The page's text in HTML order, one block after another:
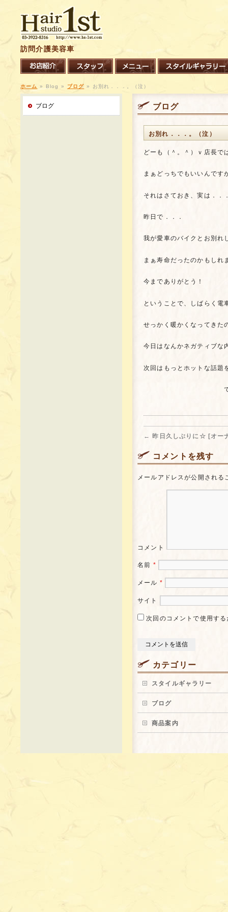
訪問介護美容車
ホーム » Blog » ブログ » お別れ．．．。（泣）
ブログ ブログ
お別れ．．．。（泣）
どーも（＾。＾）ｖ店長で
まぁどっちでもいいんです
それはさておき、実は．．
昨日で．．．
我が愛車のバイクとお別れ
まぁ寿命だったのかもしれ
今までありがとう！
ということで、しばらく電
せっかく暖かくなってきた
今日はなんかネガティブな
次回はもっとホットな話題
ではまた(
← 昨日久しぶりに☆ [オー
コメントを残す
メールアドレスが公開される
コメント
名前 *
メール *
サイト
次回のコメントで使用す
カテゴリー
スタイルギャラリー
ブログ
商品案内